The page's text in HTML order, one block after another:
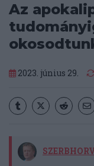
Az
2023. június 29.